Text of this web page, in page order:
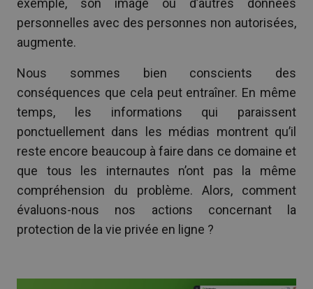
exemple, son image ou d’autres données
personnelles avec des personnes non autorisées,
augmente.
Nous sommes bien conscients des
conséquences que cela peut entraîner. En même
temps, les informations qui paraissent
ponctuellement dans les médias montrent qu’il
reste encore beaucoup à faire dans ce domaine et
que tous les internautes n’ont pas la même
compréhension du problème. Alors, comment
évaluons-nous nos actions concernant la
protection de la vie privée en ligne ?